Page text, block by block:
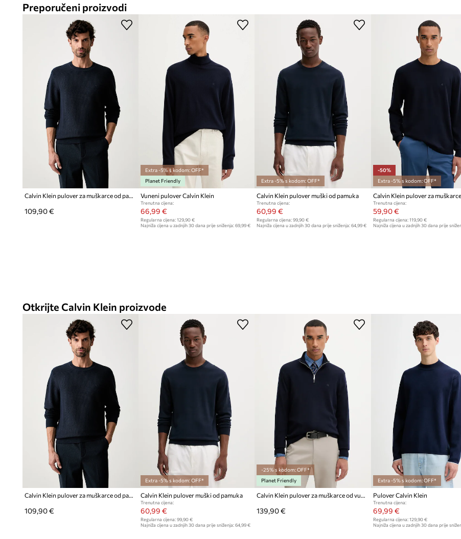
Modna marka
Preporučeni proizvodi
Calvin Klein pulover za muškarce od pamuka
109,90 €
Extra -5% s kodom: OFF*
Planet Friendly
Vuneni pulover Calvin Klein
Trenutna cijena:
66,99 €
Regularna cijena:129,90 €
Najniža cijena u zadnjih 30 dana prije sniženja:69,99 €
Extra -5% s kodom: OFF*
Calvin Klein pulover muški od pamuka
Trenutna cijena:
60,99 €
Regularna cijena: 99,90 €
Najniža cijena u zadnjih 30 dana prije sniženja: 64,99 €
-50%
Extra -5% s kodom: OFF*
Trenutna cijena:
59,90 €
Regularna cijena: 119,90 €
Najniža cijena u zadnjih 30 dana prije
Otkrijte Calvin Klein proizvode
Calvin Klein pulover za muškarce od pamuka
109,90 €
Extra -5% s kodom: OFF*
Calvin Klein pulover muški od pamuka
Trenutna cijena:
60,99 €
Regularna cijena:99,90 €
Najniža cijena u zadnjih 30 dana prije sniženja:64,99 €
-25% s kodom: OFF*
Planet Friendly
Calvin Klein pulover za muškarce od vune
139,90 €
Extra -5% s kodom: OFF*
Pulover Calvin Klein
Trenutna cijena:
69,99 €
Regularna cijena: 129,90 €
Najniža cijena u zadnjih 30 dana prije